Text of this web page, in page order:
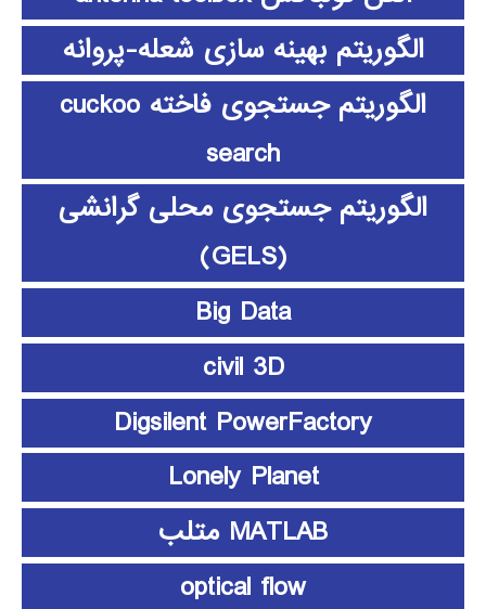
الگوریتم بهینه سازی شعله-پروانه
الگوریتم جستجوی فاخته cuckoo
search
الگوریتم جستجوی محلی گرانشی
(GELS)
Big Data
civil 3D
Digsilent PowerFactory
Lonely Planet
MATLAB متلب
optical flow